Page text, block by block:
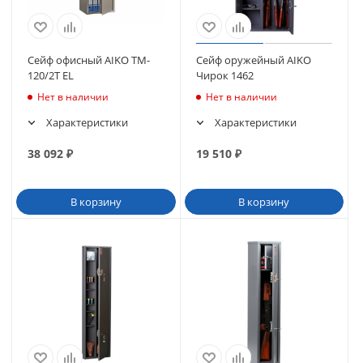
Сейф офисный AIKO ТM-
120/2Т EL
Нет в наличии
Характеристики
38 092 ₽
В корзину
Сейф оружейный AIKO
Чирок 1462
Нет в наличии
Характеристики
19 510₽
В корзину